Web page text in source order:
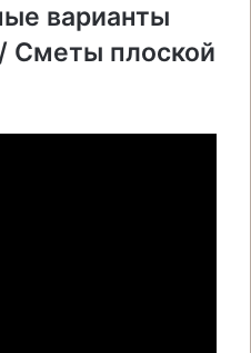
варианты
Сметы плоской